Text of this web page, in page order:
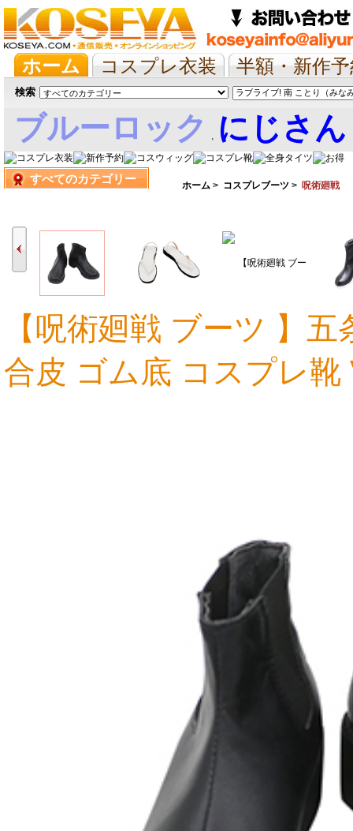
ホーム コスプレ衣装
半額・新作
抱き枕/布団/シーツ
ツイステ ウマ
検索
ブルーロック , にじさ
娘すべてのカテゴリー ホーム > コスプレブーツ > 呪術廻戦
9,990円 9,976円
9,976円
【呪術廻戦 ブーツ 】
合皮 ゴム底 コスプレ靴